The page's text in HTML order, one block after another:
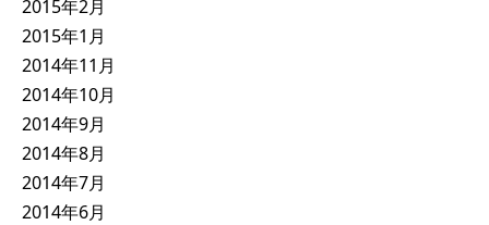
2015年2月
2015年1月
2014年11月
2014年10月
2014年9月
2014年8月
2014年7月
2014年6月